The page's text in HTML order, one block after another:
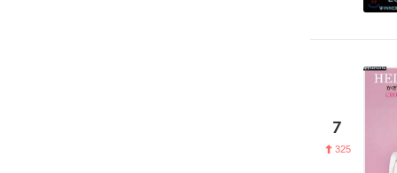
7
325